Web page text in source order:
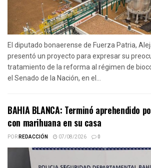
El diputado bonaerense de Fuerza Patria,
presentó un proyecto para expresar su
tratamiento de la reforma al régimen de
el Senado de la Nación, en el...
BAHIA BLANCA: Terminó aprehendido
con marihuana en su casa
PORREDACCIÓN 07/08/2026 0